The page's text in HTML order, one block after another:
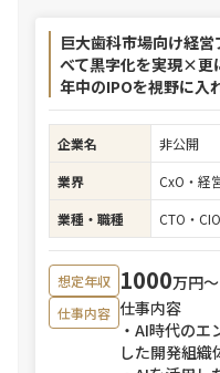
巨大歯科市場向け経
べて黒字化を実現×更
年中のIPOを視野に入
企業名
非公開
業界
CxO・経
業種・職種
CTO・CIO
想定年収 1000万円〜
仕事内容 仕事内容
・AI時代の
した開発組織